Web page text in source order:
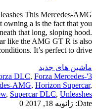
This Mercedes-AMG
owning a is the fact that you
that long, sloping hood.
like the AMG GT R is also
It’s perfect to drive […]
ماشین های جدید
3's Mercedes-AMG
DLC, Forza Mercedes-
AMG, Horizon Supercar,
, Supercar DLC, Unleashes
Date: ژانویه 18, 2017 0